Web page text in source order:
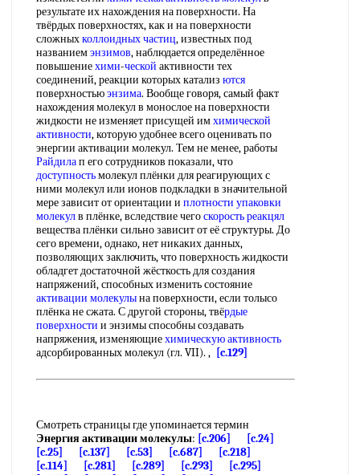
результате их нахождения на поверхности. На
твёрдых поверхностях, как и на поверхности
сложныхколлоидных частиц, известных под
названиемэнзимов, наблюдается определённое
повышениехими-ческой активности тех
соединений, реакции которых катализ ются
поверхностьюэнзима. Вообще говоря, самый факт
нахождения молекул в монослое на поверхности
жидкости не изменяет присущей имхимической
активности, которую удобнее всего оценивать по
энергии активации молекул. Тем не менее, работы
Райдилап его сотрудников показали, что
доступностьмолекул плёнки для реагирующих с
ними молекул или ионов подкладки в значительной
мере зависит от ориентации и плотности упаковки
молекулв плёнке, вследствие чегоскорость реакцял
вещества плёнки сильно зависит от её структуры. До
сего времени, однако, нет никаких данных,
позволяющих заключить, что поверхность жидкости
обладгет достаточной жёсткость для создания
напряжений, способных изменить состояние
активации молекулына поверхности, если толысо
плёнка не сжата. С другой стороны, твёрдые
поверхности и энзимы способны создавать
напряжения, изменяющиехимическую активность
адсорбированных молекул (гл. VII). , [c.129]
Смотреть страницы где упоминается термин
Энергия активации молекулы: [c.206]
[c.24]
[c.25]
[c.137] [c.53] [c.687]
[c.218]
[c.114]
[c.281] [c.289] [c.293]
[c.295]